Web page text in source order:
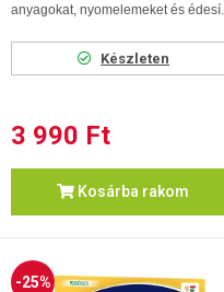
anyagokat, nyomelemeket és édesí...
Készleten
3 990 Ft
Kosárba rakom
-25%